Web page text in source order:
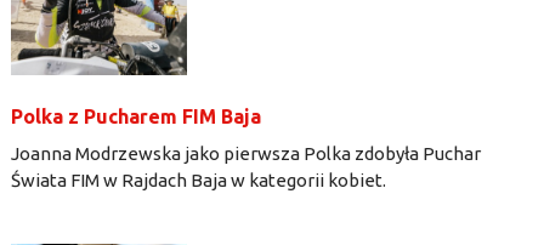
Polka z Pucharem FIM Baja
Joanna Modrzewska jako pierwsza Polka zdobyła Puchar
Świata FIM w Rajdach Baja w kategorii kobiet.